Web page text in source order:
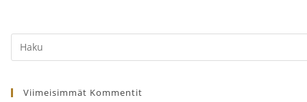
Search
this
Viimeisimmät Kommentit